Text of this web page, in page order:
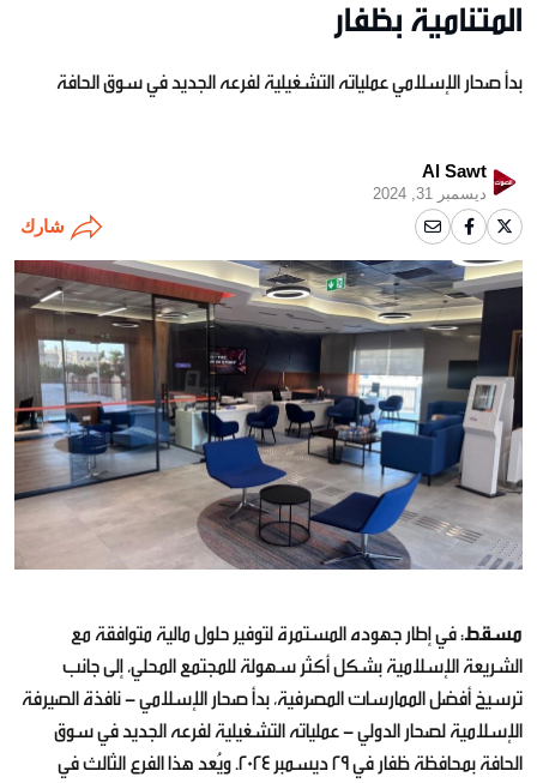
المتنامية بظفار
بدأ صحار الإسلامي عملياته التشغيلية لفرعه الجديد في سوق الحافة
Al Sawt
ديسمبر 31, 2024
شارك
مسقط: في إطار جهوده المستمرة لتوفير حلول مالية متوافقة مع
الشريعة الإسلامية بشكل أكثر سهولة للمجتمع المحلي، إلى جانب
ترسيخ أفضل الممارسات المصرفية، بدأ صحار الإسلامي - نافذة الصيرفة
الإسلامية لصحار الدولي - عملياته التشغيلية لفرعه الجديد في سوق
الحافة بمحافظة ظفار في 29 ديسمبر 2024. ويُعد هذا الفرع الثالث في